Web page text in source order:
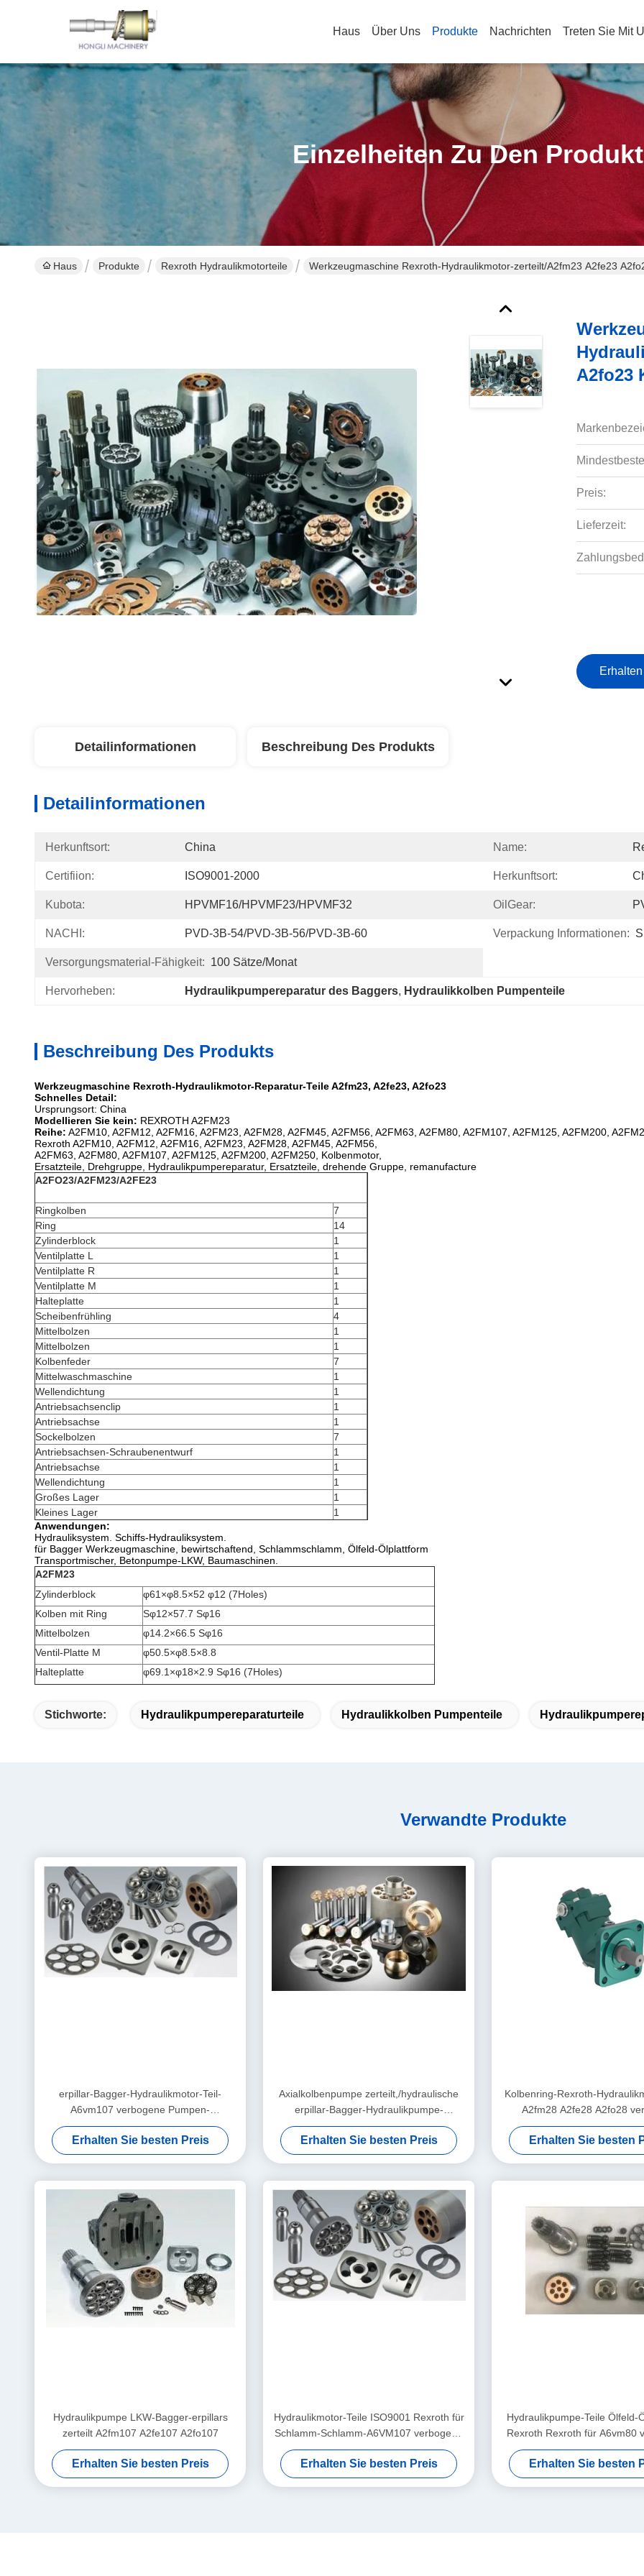
Haus Über Uns Produkte Nachrichten Treten Sie Mit
Einzelheiten Zu Den
Haus Produkte Rexroth Hydraulikmotorteile Werkzeugmaschine Rexroth-Hydraulikmotor-zerteilt/A2fm23 A2fe23
A2fo23
Preis:
Lieferzeit:
Detailinformationen Beschreibung Des Produkts
Detailinformationen
Herkunftsort: China Name:
Certifiion: ISO9001-2000 Herkunftsort:
Kubota: HPVMF16/HPVMF23/HPVMF32 OilGear:
NACHI: PVD-3B-54/PVD-3B-56/PVD-3B-60 Verpackung Informationen:
Versorgungsmaterial-Fähigkeit: 100 Sätze/Monat
Hervorheben: Hydraulikpumpereparatur des Baggers, Hydraulikkolben Pumpenteile
Beschreibung Des Produkts
Werkzeugmaschine Rexroth-Hydraulikmotor-Reparatur-Teile A2fm23, A2fe23, A2fo23
Schnelles Detail:
Ursprungsort: China
Modellieren Sie kein: REXROTH A2FM23
Reihe: A2FM10, A2FM12, A2FM16, A2FM23, A2FM28, A2FM45, A2FM56, A2FM63, A2FM80, A2FM107, A2FM125, A2FM200,
Rexroth A2FM10, A2FM12, A2FM16, A2FM23, A2FM28, A2FM45, A2FM56,
A2FM63, A2FM80, A2FM107, A2FM125, A2FM200, A2FM250, Kolbenmotor,
Ersatzteile, Drehgruppe, Hydraulikpumpereparatur, Ersatzteile, drehende Gruppe, remanufacture
A2FO23/A2FM23/A2FE23
Ringkolben
7
Ring
14
Zylinderblock
1
Ventilplatte L
1
Ventilplatte R
1
Ventilplatte M
1
Halteplatte
1
Scheibenfrühling
4
Mittelbolzen
1
Mittelbolzen
1
Kolbenfeder
7
Mittelwaschmaschine
1
Wellendichtung
1
Antriebsachsenclip
1
Antriebsachse
1
Sockelbolzen
7
Antriebsachsen-Schraubenentwurf
1
Antriebsachse
1
Wellendichtung
1
Großes Lager
1
Kleines Lager
1
Anwendungen:
Hydrauliksystem. Schiffs-Hydrauliksystem.
für Bagger Werkzeugmaschine, bewirtschaftend, Schlammschlamm, Ölfeld-Ölplattform
Transportmischer, Betonpumpe-LKW, Baumaschinen.
A2FM23
Zylinderblock
φ61×φ8.5×52 φ12 (7Holes)
Kolben mit Ring
Sφ12×57.7 Sφ16
Mittelbolzen
φ14.2×66.5 Sφ16
Ventil-Platte M
φ50.5×φ8.5×8.8
Halteplatte
φ69.1×φ18×2.9 Sφ16 (7Holes)
Stichworte: Hydraulikpumpereparaturteile Hydraulikkolben Pumpenteile
Verwandte Produkte
erpillar-Bagger-Hydraulikmotor-Teil-
A6vm107 verbogene Pumpen-
Antriebsachse
Erhalten Sie besten Preis
Axialkolbenpumpe zerteilt,/hydraulische
erpillar-Bagger-Hydraulikpumpe-
Reparatur
Erhalten Sie besten Preis
Kolbenring-Rexroth-
A2fm28 A2fe28 A2fo28
Pumpen-Versorgung
Erhalten Sie besten
Hydraulikpumpe LKW-Bagger-erpillars
zerteilt A2fm107 A2fe107 A2fo107
Erhalten Sie besten Preis
Hydraulikmotor-Teile ISO9001 Rexroth für
Schlamm-Schlamm-A6VM107 verbogene
Pumpe
Erhalten Sie besten Preis
Hydraulikpumpe-Teile Ölfeld-
Rexroth Rexroth für A6vm80
Pumpe
Erhalten Sie besten